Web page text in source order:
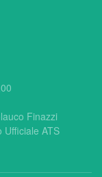
Finazzi
Ufficiale ATS